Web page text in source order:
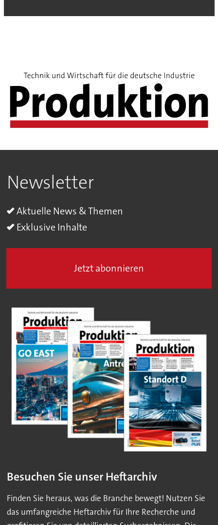
Newsletter
Aktuelle News & Themen
Exklusive Inhalte
Jetzt abonnieren
Besuchen Sie unser Heftarchiv
Finden Sie heraus, was die Branche bewegt! Nutzen Sie
das umfangreiche Heftarchiv für Ihre Recherche und